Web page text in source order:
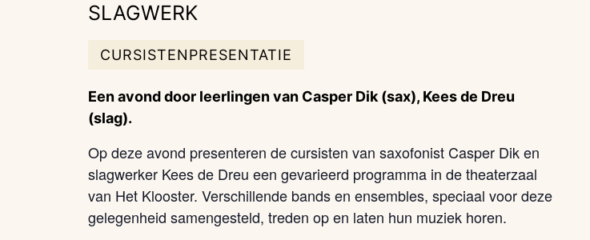
SLAGWERK
CURSISTENPRESENTATIE
Een avond door leerlingen van Casper Dik (sax), Kees de Dreu
(slag).
Op deze avond presenteren de cursisten van saxofonist Casper Dik en
slagwerker Kees de Dreu een gevarieerd programma in de theaterzaal
van Het Klooster. Verschillende bands en ensembles, speciaal voor deze
gelegenheid samengesteld, treden op en laten hun muziek horen.